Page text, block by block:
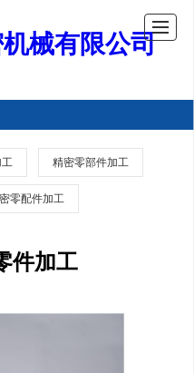
械有限公司
精密零部件加工
零配件加工
件加工